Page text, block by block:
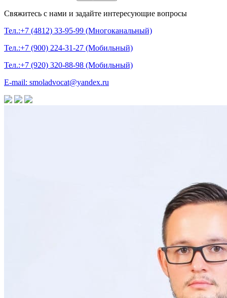
Свяжитесь с нами и задайте интересующие вопросы
Тел.:+7 (4812) 33-95-99 (Многоканальный)
Тел.:+7 (900) 224-31-27 (Мобильный)
Тел.:+7 (920) 320-88-98 (Мобильный)
E-mail: smoladvocat@yandex.ru